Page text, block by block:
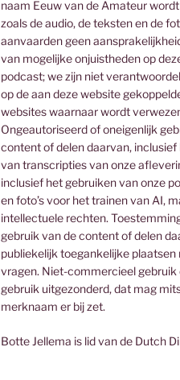
naam Eeuw van de Amateur
zoals de audio, de teksten en de
aanvaarden geen
van mogelijke onjuistheden op
podcast; we zijn niet
op de aan deze website
websites waarnaar wordt
Ongeautoriseerd of oneigenlijk
content of delen daarvan, inclusief
van transcripties van onze
inclusief het gebruiken van onze
en foto’s voor het trainen van AI,
intellectuele rechten.
gebruik van de content of delen
publiekelijk toegankelijke plaatsen
vragen. Niet-commercieel gebruik
gebruik uitgezonderd, dat mag
merknaam er bij zet.
Botte Jellema is lid van de Dutch